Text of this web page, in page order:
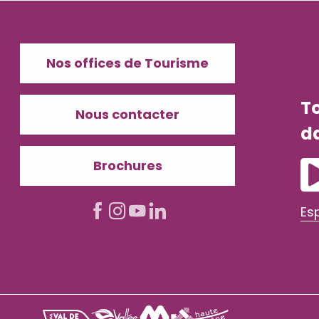
Nos offices de Tourisme
Nous contacter
Brochures